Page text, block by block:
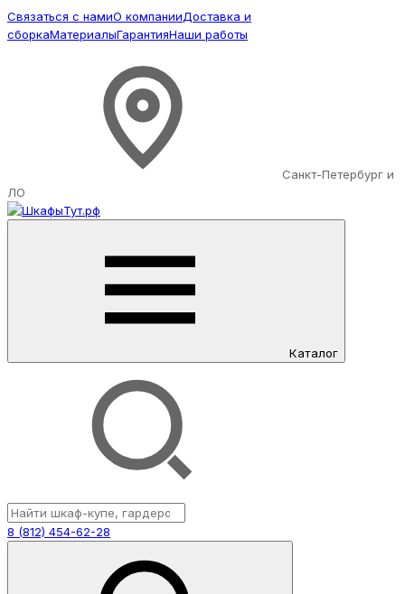
Связаться с намиО компанииДоставка и
сборкаМатериалыГарантияНаши работы
Санкт-Петербург и
ЛО
Каталог
8 (812) 454-62-28